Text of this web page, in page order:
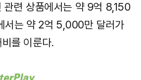
관련 상품에서는 약 9억 8,150
서는 약 2억 5,000만 달러가
를 이룬다.